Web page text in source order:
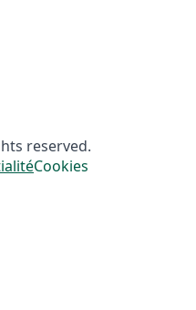
reserved.
Cookies